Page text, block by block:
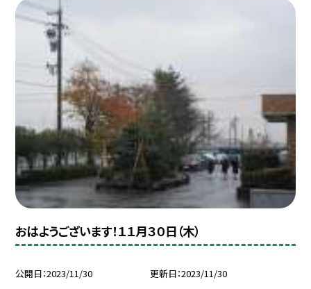
おはようございます！１１月３０日（木）
公開日 2023/11/30 更新日 2023/11/30